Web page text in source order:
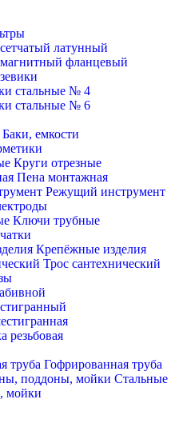
латунный
фланцевый
стальные № 4
стальные № 6
Баки, емкости
Круги отрезные
Пена монтажная
Режущий инструмент
Ключи трубные
Крепёжные изделия
Трос сантехнический
резьбовая
Гофрированная труба
Стальные
мойки